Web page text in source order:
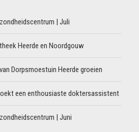
| Juli
Heerde en Noordgouw
Dorpsmoestuin Heerde groeien
een enthousiaste doktersassistent
| Juni